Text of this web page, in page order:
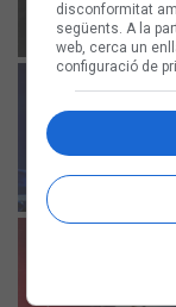
disconformitat
següents. A la
web, cerca un
configuració de